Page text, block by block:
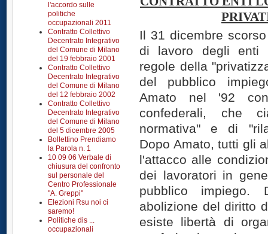
l'accordo sulle
politiche
occupazionali 2011
Contratto Collettivo
Decentrato Integrativo
del Comune di Milano
del 19 febbraio 2001
Contratto Collettivo
Decentrato Integrativo
del Comune di Milano
del 12 febbraio 2002
Contratto Collettivo
Decentrato Integrativo
del Comune di Milano
del 5 dicembre 2005
Bollettino Prendiamo
la Parola n. 1
10 09 06 Verbale di
chiusura del confronto
sul personale del
Centro Professionale
"A. Greppi"
Elezioni Rsu noi ci
saremo!
Politiche dis ...
occupazionali
Il 31 dicembre
di lavoro degli enti
regole della
del pubblico
Amato nel '92
confederali, che
normativa" e di
Dopo Amato, tutti gli
l'attacco alle
dei lavoratori in
pubblico
abolizione del diritto
esiste libertà di